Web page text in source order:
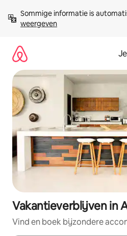
direct
naar
Sommige informatie is
weergeven
Vakantieverblijven in
Vind en boek bijzondere